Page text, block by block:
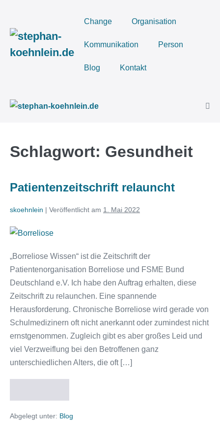
springen
Change Organisation
Kommunikation Person
Blog Kontakt
Schlagwort: Gesundheit
Patientenzeitschrift relauncht
skoehnlein | Veröffentlicht am 1. Mai 2022
Patientenzeitschrift
„Borreliose Wissen“ ist die Zeitschrift der
Patientenorganisation Borreliose und FSME Bund
Deutschland e.V. Ich habe den Auftrag erhalten, diese
Zeitschrift zu relaunchen. Eine spannende
Herausforderung. Chronische Borreliose wird gerade von
Schulmedizinern oft nicht anerkannt oder zumindest nicht
ernstgenommen. Zugleich gibt es aber großes Leid und
viel Verzweiflung bei den Betroffenen ganz
unterschiedlichen Alters, die oft […]
relauncht
Abgelegt unter: Blog